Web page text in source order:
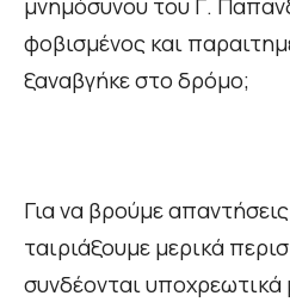
μνημόσυνου του Γ.
φοβισμένος και
ξαναβγήκε στο δρόμο;
Για να βρούμε
ταιριάξουμε μερικά
συνδέονται